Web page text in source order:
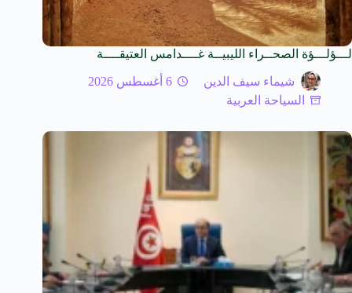
لـــؤلـــؤة الصحــراء الليبيــة غــــدامس العتيقــــة
شيماء سيف الدين
6 أغسطس 2026
السياحة العربية